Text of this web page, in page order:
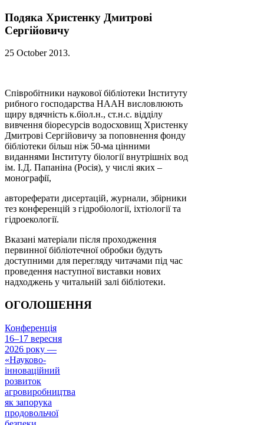
Подяка Христенку Дмитрові
Сергійовичу
25 October 2013.
Співробітники наукової бібліотеки Інституту
рибного господарства НААН висловлюють
щиру вдячність к.біол.н., ст.н.с. відділу
вивчення біоресурсів водосховищ Христенку
Дмитрові Сергійовичу за поповнення фонду
бібліотеки більш ніж 50-ма цінними
виданнями Інституту біології внутрішніх вод
ім. І.Д. Папаніна (Росія), у числі яких –
монографії,
автореферати дисертацій, журнали, збірники
тез конференцій з гідробіології, іхтіології та
гідроекології.
Вказані матеріали після проходження
первинної бібліотечної обробки будуть
доступними для перегляду читачами під час
проведення наступної виставки нових
надходжень у читальній залі бібліотеки.
ОГОЛОШЕННЯ
Конференція
16–17 вересня
2026 року —
«Науково-
інноваційний
розвиток
агровиробництва
як запорука
продовольчої